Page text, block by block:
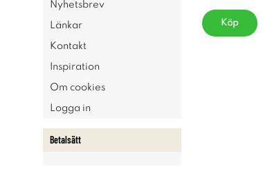
Nyhetsbrev
Länkar
Kontakt
Inspiration
Om cookies
Logga in
Betalsätt
Köp